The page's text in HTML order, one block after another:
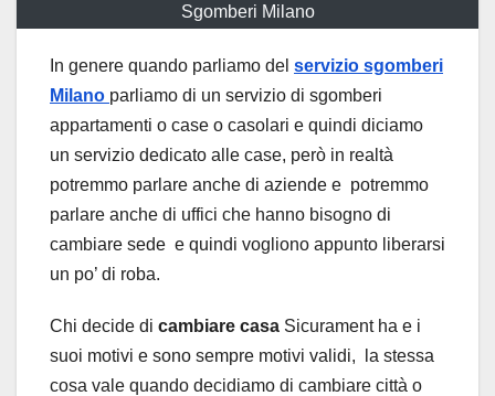
Sgomberi Milano
In genere quando parliamo del servizio sgomberi
Milano parliamo di un servizio di sgomberi
appartamenti o case o casolari e quindi diciamo
un servizio dedicato alle case, però in realtà
potremmo parlare anche di aziende e potremmo
parlare anche di uffici che hanno bisogno di
cambiare sede e quindi vogliono appunto liberarsi
un po’ di roba.
Chi decide di cambiare casa Sicurament ha e i
suoi motivi e sono sempre motivi validi, la stessa
cosa vale quando decidiamo di cambiare città o